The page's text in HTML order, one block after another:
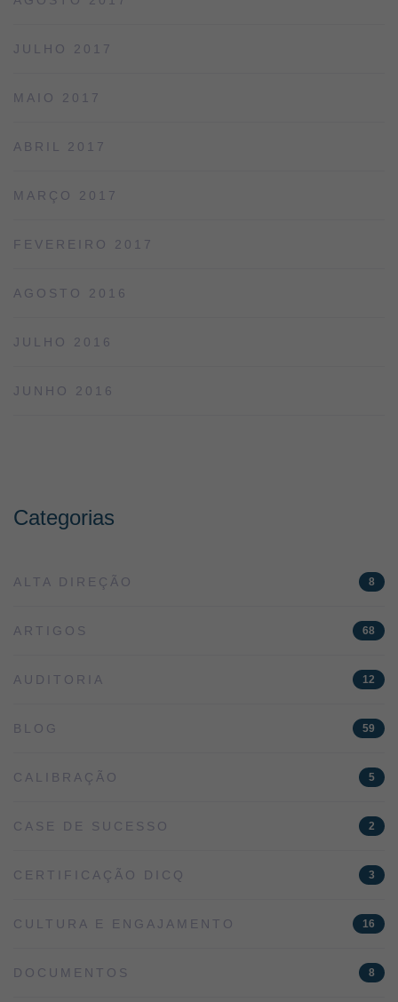
JULHO 2017
MAIO 2017
ABRIL 2017
MARÇO 2017
FEVEREIRO 2017
AGOSTO 2016
JULHO 2016
JUNHO 2016
Categorias
ALTA DIREÇÃO 8
ARTIGOS 68
AUDITORIA 12
BLOG 59
CALIBRAÇÃO 5
CASE DE SUCESSO 2
CERTIFICAÇÃO DICQ 3
CULTURA E ENGAJAMENTO 16
DOCUMENTOS 8